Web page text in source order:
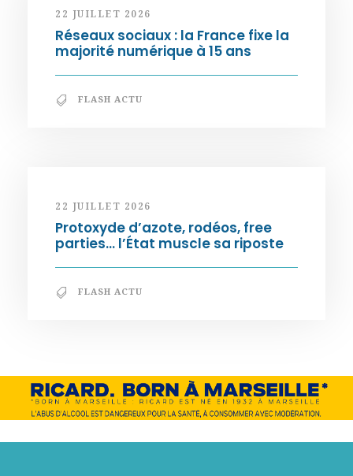
22 JUILLET 2026
Réseaux sociaux : la France fixe la
majorité numérique à 15 ans
FLASH ACTU
22 JUILLET 2026
Protoxyde d’azote, rodéos, free
parties… l’État muscle sa riposte
FLASH ACTU